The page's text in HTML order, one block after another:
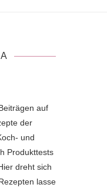
auf
der
und
Produkttests
dreht sich
lasse